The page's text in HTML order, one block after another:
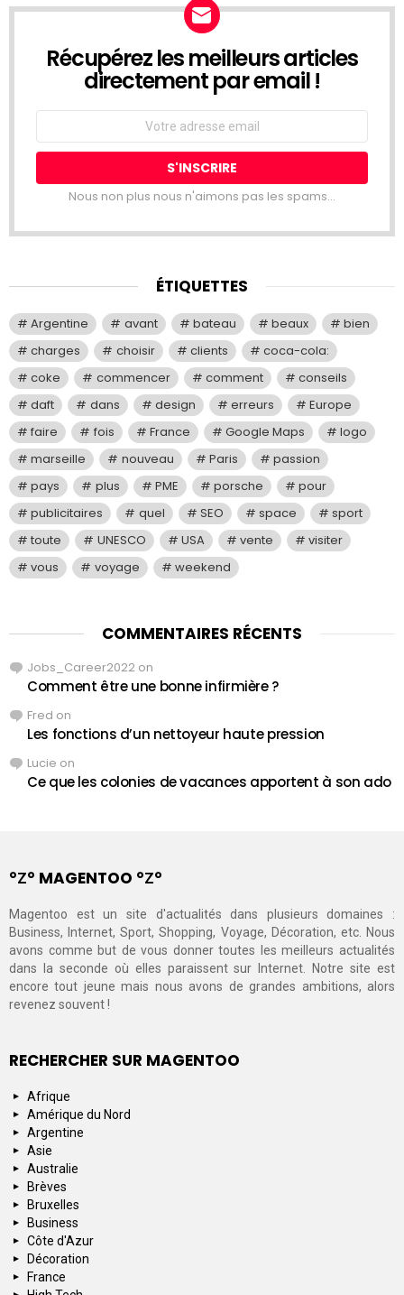
NEWSLETTER
Récupérez les meilleurs articles
directement par email !
Email
Nous non plus nous n'aimons pas les spams...
ÉTIQUETTES
Argentine avant bateau beaux
bien
charges
choisir clients
coca-cola:
coke
commencer comment
conseils
daft
dans design erreurs
Europe
faire
fois France Google Maps
logo
marseille
nouveau Paris
passion
pays
plus PME porsche
pour
publicitaires
quel SEO space
sport
toute
UNESCO USA vente
visiter
vous
voyage weekend
COMMENTAIRES RÉCENTS
Jobs_Career2022 on
Comment être une bonne infirmière ?
Fred on
Les fonctions d’un nettoyeur haute pression
Lucie on
Ce que les colonies de vacances apportent à son ado
°Ζ° MAGENTOO °Ζ°
Magentoo est un site d'actualités dans plusieurs domaines :
Business, Internet, Sport, Shopping, Voyage, Décoration, etc. Nous
avons comme but de vous donner toutes les meilleurs actualités
dans la seconde où elles paraissent sur Internet. Notre site est
encore tout jeune mais nous avons de grandes ambitions, alors
revenez souvent !
RECHERCHER SUR MAGENTOO
Afrique
Amérique du Nord
Argentine
Asie
Australie
Brèves
Bruxelles
Business
Côte d'Azur
Décoration
France